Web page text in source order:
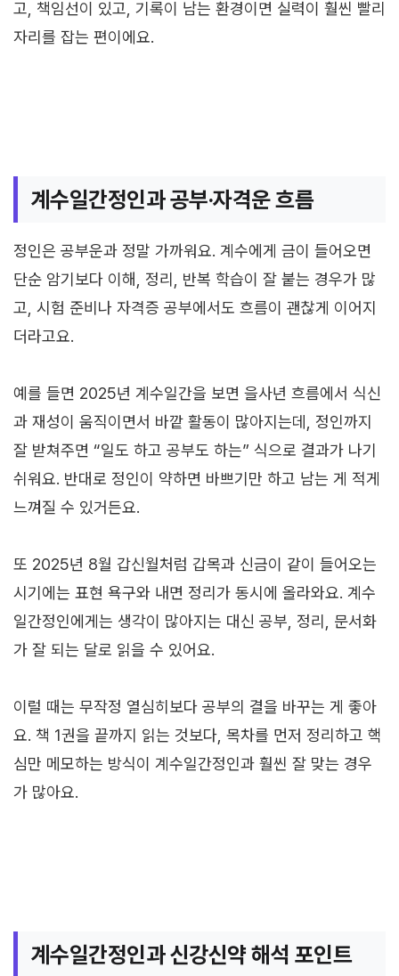
고, 책임선이 있고, 기록이 남는 환경이면 실력이 훨씬 빨리
자리를 잡는 편이에요.
계수일간정인과 공부·자격운 흐름
정인은 공부운과 정말 가까워요. 계수에게 금이 들어오면
단순 암기보다 이해, 정리, 반복 학습이 잘 붙는 경우가 많
고, 시험 준비나 자격증 공부에서도 흐름이 괜찮게 이어지
더라고요.
예를 들면 2025년 계수일간을 보면 을사년 흐름에서 식신
과 재성이 움직이면서 바깥 활동이 많아지는데, 정인까지
잘 받쳐주면 “일도 하고 공부도 하는” 식으로 결과가 나기
쉬워요. 반대로 정인이 약하면 바쁘기만 하고 남는 게 적게
느껴질 수 있거든요.
또 2025년 8월 갑신월처럼 갑목과 신금이 같이 들어오는
시기에는 표현 욕구와 내면 정리가 동시에 올라와요. 계수
일간정인에게는 생각이 많아지는 대신 공부, 정리, 문서화
가 잘 되는 달로 읽을 수 있어요.
이럴 때는 무작정 열심히보다 공부의 결을 바꾸는 게 좋아
요. 책 1권을 끝까지 읽는 것보다, 목차를 먼저 정리하고 핵
심만 메모하는 방식이 계수일간정인과 훨씬 잘 맞는 경우
가 많아요.
계수일간정인과 신강신약 해석 포인트